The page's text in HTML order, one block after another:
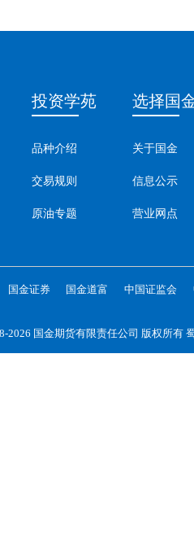
投资学苑
品种介绍
交易规则
原油专题
选择国
关于国金
信息公示
营业网点
国金证券 国金道富 中国证监会
2026 国金期货有限责任公司 版权所有